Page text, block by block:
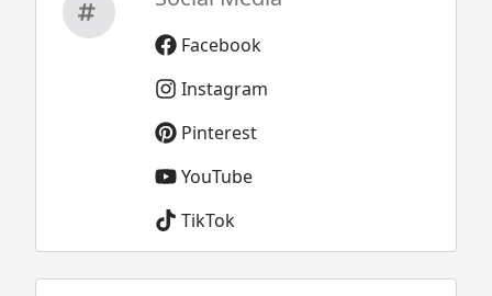
Facebook
Instagram
Pinterest
YouTube
TikTok